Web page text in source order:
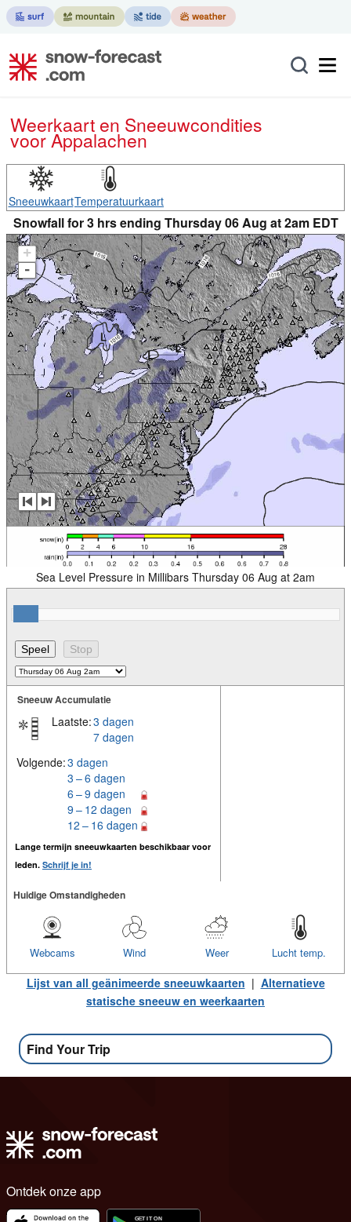
Weerkaart en Sneeuwcondities
voor Appalachen
SneeuwkaartTemperatuurkaart
Snowfall for 3 hrs ending Thursday 06 Aug at 2am EDT
+
-
Sea Level Pressure in Millibars Thursday 06 Aug at 2am
Sneeuw Accumulatie
Laatste:3 dagen
7 dagen
Volgende:3 dagen
3 – 6 dagen
6 – 9 dagen
9 – 12 dagen
12 – 16 dagen
Lange termijn sneeuwkaarten beschikbaar voor
leden. Schrijf je in!
Huidige Omstandigheden
Lucht temp.
Weer
Wind
Webcams
Lijst van all geänimeerde sneeuwkaarten | Alternatieve
statische sneeuw en weerkaarten
Find Your Trip
Ontdek onze app